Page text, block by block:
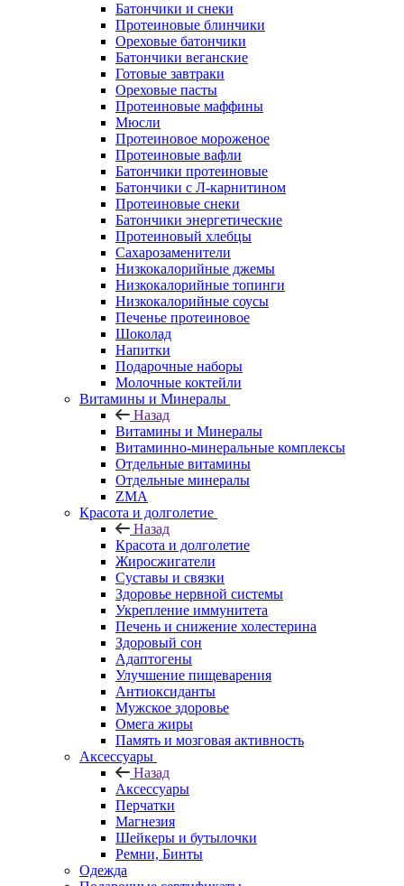
Батончики и снеки
Протеиновые блинчики
Ореховые батончики
Батончики веганские
Готовые завтраки
Ореховые пасты
Протеиновые маффины
Мюсли
Протеиновое мороженое
Протеиновые вафли
Батончики протеиновые
Батончики с Л-карнитином
Протеиновые снеки
Батончики энергетические
Протеиновый хлебцы
Сахарозаменители
Низкокалорийные джемы
Низкокалорийные топинги
Низкокалорийные соусы
Печенье протеиновое
Шоколад
Напитки
Подарочные наборы
Молочные коктейли
Витамины и Минералы
Назад
Витамины и Минералы
Витаминно-минеральные комплексы
Отдельные витамины
Отдельные минералы
ZMA
Красота и долголетие
Назад
Красота и долголетие
Жиросжигатели
Суставы и связки
Здоровье нервной системы
Укрепление иммунитета
Печень и снижение холестерина
Здоровый сон
Адаптогены
Улучшение пищеварения
Антиоксиданты
Мужское здоровье
Омега жиры
Память и мозговая активность
Аксессуары
Назад
Аксессуары
Перчатки
Магнезия
Шейкеры и бутылочки
Ремни, Бинты
Одежда